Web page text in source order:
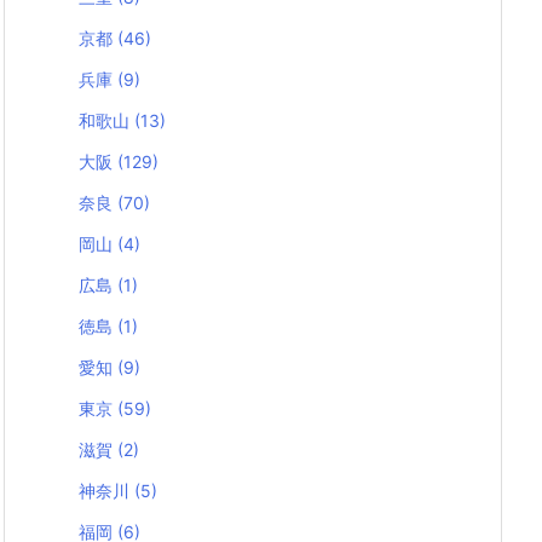
京都 (46)
兵庫 (9)
和歌山 (13)
大阪 (129)
奈良 (70)
岡山 (4)
広島 (1)
徳島 (1)
愛知 (9)
東京 (59)
滋賀 (2)
神奈川 (5)
福岡 (6)